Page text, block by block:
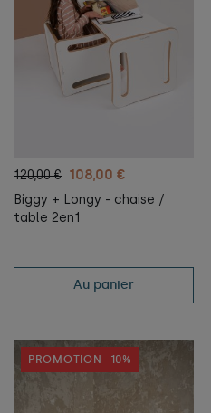
120,00 € 108,00 €
Biggy + Longy - chaise /
table 2en1
Au panier
PROMOTION -10%